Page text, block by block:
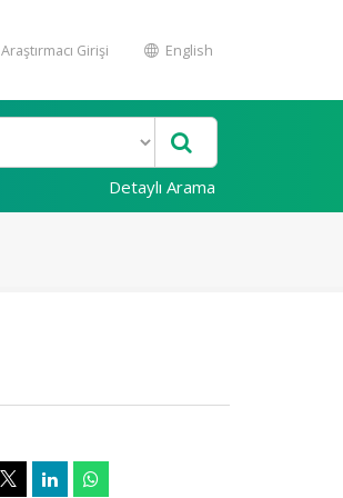
Araştırmacı Girişi English
Detaylı Arama